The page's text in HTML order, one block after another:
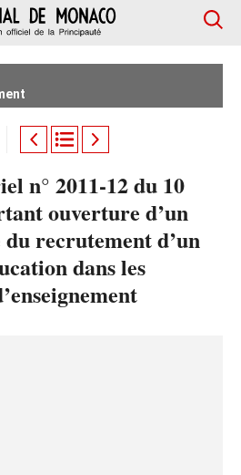
n° 2011-12 du 10
ouverture d’un
recrutement d’un
dans les